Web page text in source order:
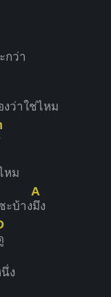
กว่า
งว่าใช่ไหม
หม
ะบ้าง
A
มึง
ง